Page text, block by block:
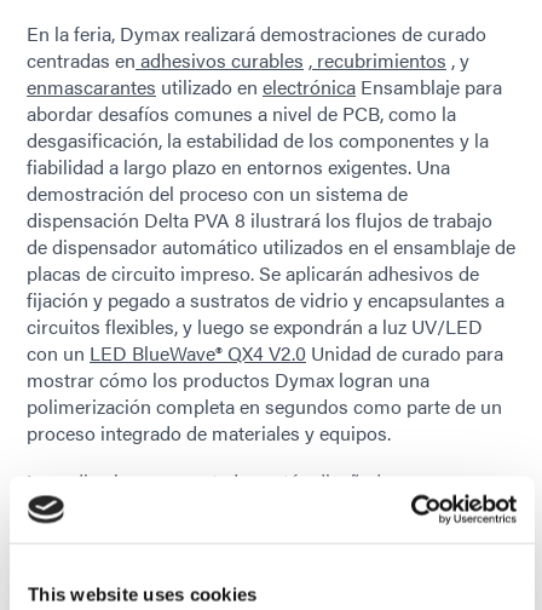
This website uses cookies
En la feria, Dymax realizará demostraciones de curado
centradas en adhesivos curables , recubrimientos , y
enmascarantes utilizado en electrónica Ensamblaje para
abordar desafíos comunes a nivel de PCB, como la
desgasificación, la estabilidad de los componentes y la
fiabilidad a largo plazo en entornos exigentes. Una
demostración del proceso con un sistema de
dispensación Delta PVA 8 ilustrará los flujos de trabajo
de dispensador automático utilizados en el ensamblaje de
placas de circuito impreso. Se aplicarán adhesivos de
fijación y pegado a sustratos de vidrio y encapsulantes a
circuitos flexibles, y luego se expondrán a luz UV/LED
con un LED BlueWave® QX4 V2.0 Unidad de curado para
mostrar cómo los productos Dymax logran una
polimerización completa en segundos como parte de un
proceso integrado de materiales y equipos.
Los adhesivos presentados están diseñados para
aplicaciones donde el rendimiento en condiciones
difíciles es crucial. Entre ellos se incluyen requisitos de
recubrimientos electrónicos que proporcionan un